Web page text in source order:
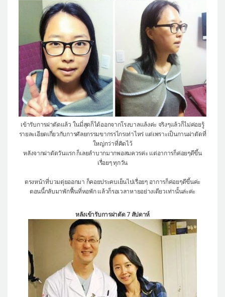
เข้ารับการผ่าตัดแล้ว ในมี่สุดก็ได้ออกจากโรงบาลแล้งค่ะจริงๆแล้วก็ไม่ค่อยรู้
รายละเอียดเกี่ยวกับการศัลยกรรมขากรรไกรเท่าไหร่ แต่เพราะเป็นกานผ่าตัดที่
ใหญ่กว่าที่คิดไว้
หลังจากผ่าตัดวันแรก ก็เลยลำบากมากพอสมควรค่ะแต่อาการก็ค่อยๆดีขึ้น
เรื่อยๆ ทุกวัน
ตรงหน้าที่บวมตุ่ยออกมา ก็คอยประคบเย็นไปเรื่อยๆ อาการก็ค่อยๆดีขึ้นค่ะ
ตอนนี้กลับมาพักฟื้นที่หอพัก แล้วก็รอเวลาหายอย่างเดียวเท่านั้นล่ะค่ะ
หลังเข้ารับการผ่าตัด 7 สัปดาห์